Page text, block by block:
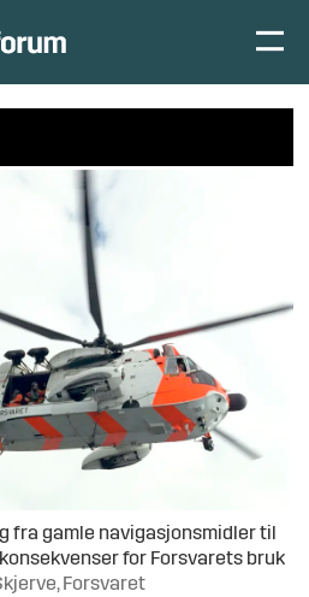
fra gamle navigasjonsmidler til
for Forsvarets bruk
Forsvaret